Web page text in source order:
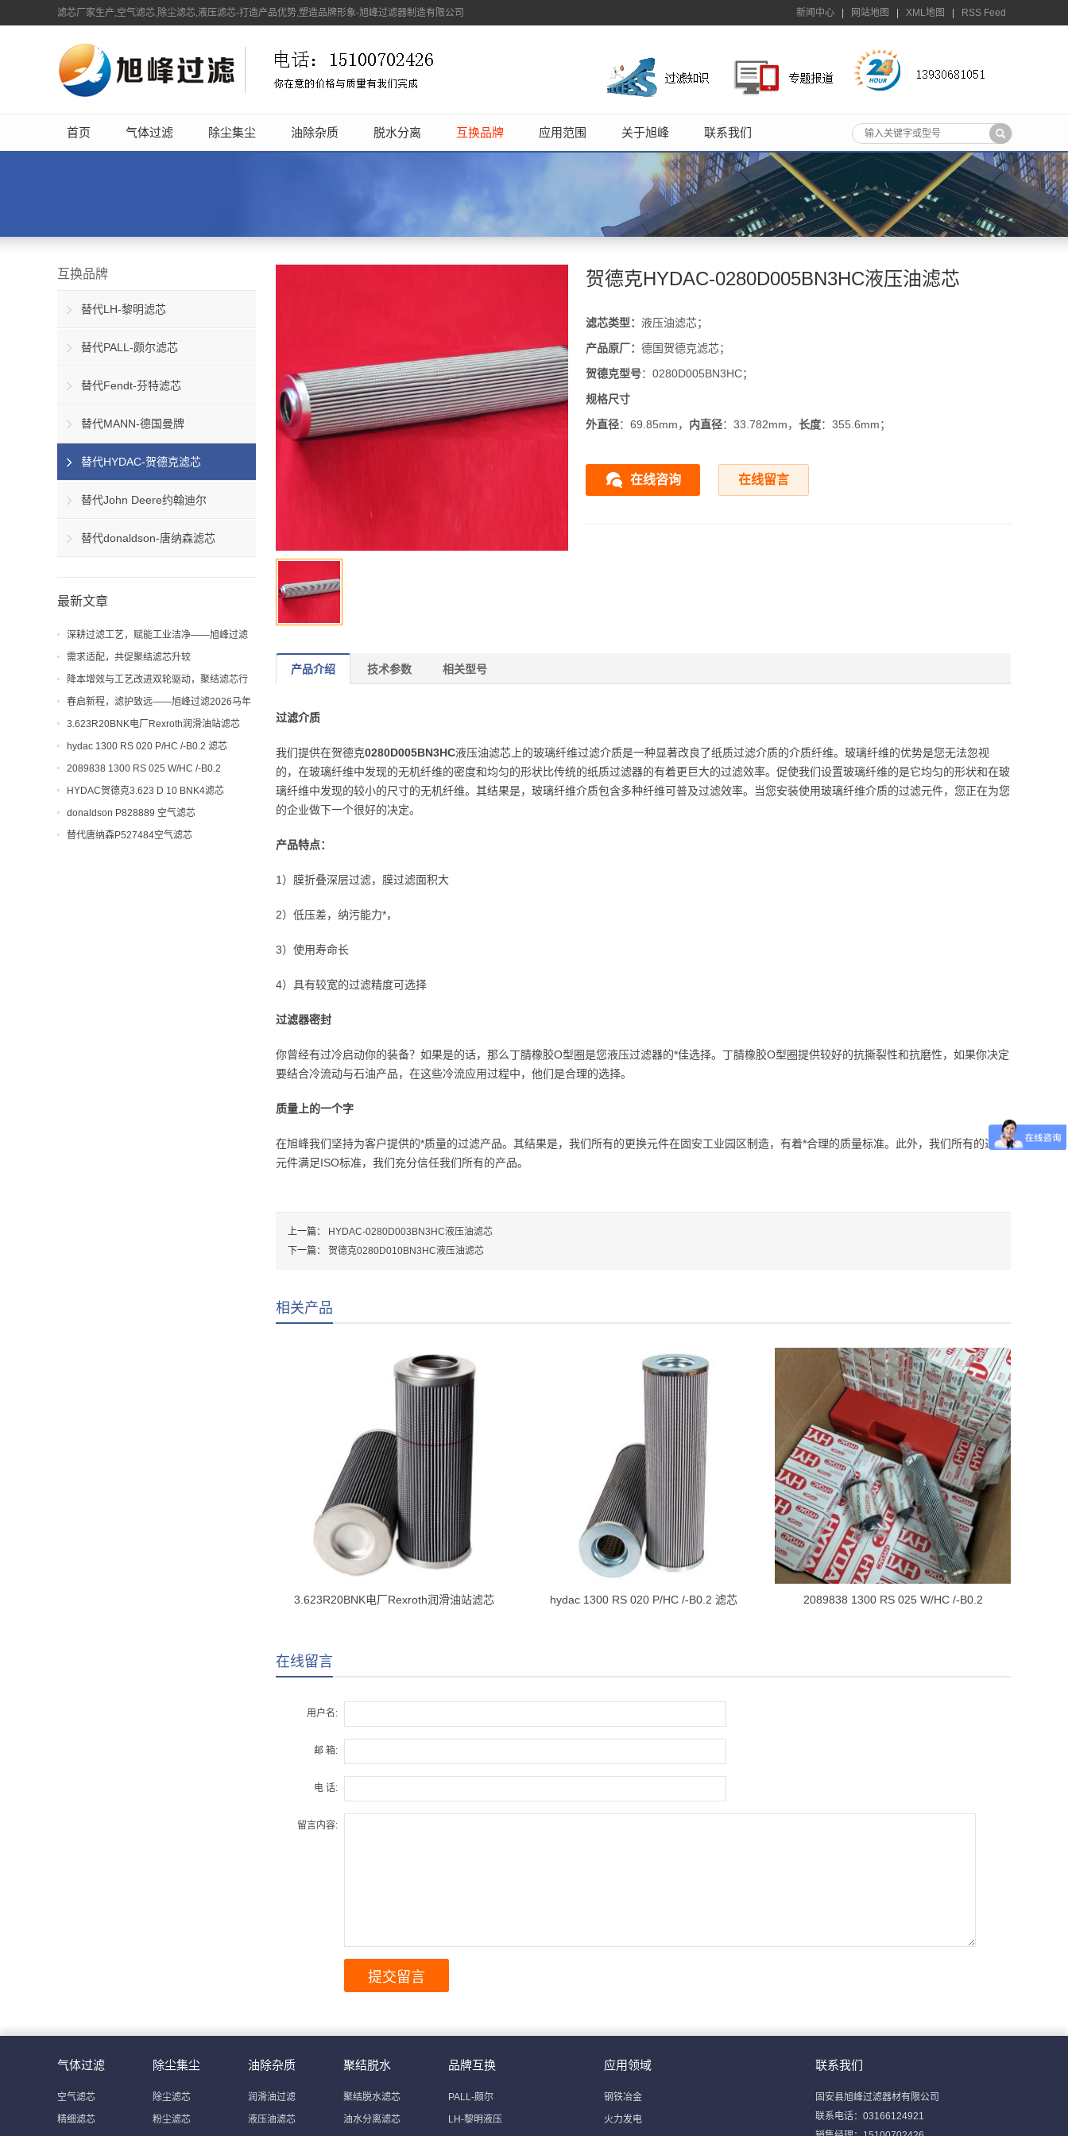
滤芯厂家生产,空气滤芯,除尘滤芯,液压滤芯-打造产品优势,塑造品牌形象-旭峰过滤器制造有限公司 新闻中心 网站地图 XML地图 RSS Feed
首页 气体过滤 除尘集尘 油除杂质 脱水分离 互换品牌 应用范围 关于旭峰 联系我们
贺德克HYDAC-0280D005BN3HC液压油滤芯
滤芯类型： 液压油滤芯；
产品原厂： 德国贺德克滤芯；
贺德克型号：0280D005BN3HC；
规格尺寸
外直径：69.85mm， 内直径：33.782mm， 长度：355.6mm；
在线咨询 在线留言
产品介绍 技术参数 相关型号
过滤介质
我们提供在贺德克0280D005BN3HC液压油滤芯上的玻璃纤维过滤介质是一种显著改良了纸质过滤介质的介质纤维。玻璃纤维的优势是您无法忽视
的，在玻璃纤维中发现的无机纤维的密度和均匀的形状比传统的纸质过滤器的有着更巨大的过滤效率。促使我们设置玻璃纤维的是它均匀的形状和在玻
璃纤维中发现的较小的尺寸的无机纤维。其结果是，玻璃纤维介质包含多种纤维可普及过滤效率。当您安装使用玻璃纤维介质的过滤元件，您正在为您
的企业做下一个很好的决定。
产品特点：
1）膜折叠深层过滤，膜过滤面积大
2）低压差，纳污能力*，
3）使用寿命长
4）具有较宽的过滤精度可选择
过滤器密封
你曾经有过冷启动你的装备？如果是的话，那么丁腈橡胶O型圈是您液压过滤器的*佳选择。丁腈橡胶O型圈提供较好的抗撕裂性和抗磨性，如果你决定
要结合冷流动与石油产品，在这些冷流应用过程中，他们是合理的选择。
质量上的一个字
在旭峰我们坚持为客户提供的*质量的过滤产品。其结果是，我们所有的更换元件在固安工业园区制造，有着*合理的质量标准。此外，我们所有的过滤
元件满足ISO标准，我们充分信任我们所有的产品。
上一篇：
HYDAC-0280D003BN3HC液压油滤芯
下一篇： 贺德克0280D010BN3HC液压油滤芯
相关产品
3.623R20BNK电厂Rexroth润滑油站滤芯 hydac 1300 RS 020 P/HC /-B0.2 滤芯 2089838 1300 RS 025 W/HC /-B0.2
在线留言
用户名:
邮 箱:
电 话:
留言内容:
互换品牌
替代LH-黎明滤芯
替代PALL-颇尔滤芯
替代Fendt-芬特滤芯
替代MANN-德国曼牌
替代HYDAC-贺德克滤芯
替代John Deere约翰迪尔
替代donaldson-唐纳森滤芯
最新文章
深耕过滤工艺，赋能工业洁净——旭峰过滤
解析聚结滤芯工艺与应用价值
需求适配，共促聚结滤芯升较
降本增效与工艺改进双轮驱动，聚结滤芯行
业迎来新机遇
春启新程，滤护致远——旭峰过滤2026马年
开工大吉！
3.623R20BNK电厂Rexroth润滑油站滤芯
hydac 1300 RS 020 P/HC /-B0.2 滤芯
2089838 1300 RS 025 W/HC /-B0.2
HYDAC贺德克3.623 D 10 BNK4滤芯
donaldson P828889 空气滤芯
替代唐纳森P527484空气滤芯
气体过滤
空气滤芯
精细滤芯
除尘集尘
除尘滤芯
粉尘滤芯
油除杂质
润滑油过滤
液压油滤芯
聚结脱水
聚结脱水滤芯
油水分离滤芯
品牌互换
PALL-颇尔
LH-黎明液压
应用领域
钢铁冶金
火力发电
联系我们
固安县旭峰过滤器材有限公司
联系电话：03166124921